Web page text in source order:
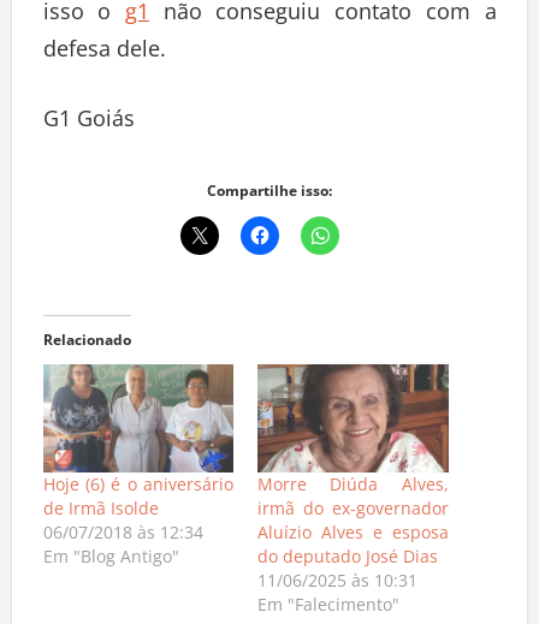
isso o g1não conseguiu contato com a
defesa dele.
G1 Goiás
Compartilhe isso:
Relacionado
Hoje (6) é o aniversário
de Irmã Isolde
06/07/2018 às 12:34
Em "Blog Antigo"
Morre Diúda Alves,
irmã do ex-governador
Aluízio Alves e esposa
do deputado José Dias
11/06/2025 às 10:31
Em "Falecimento"